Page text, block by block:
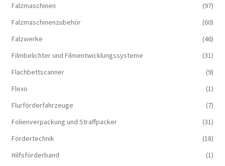
Falzmaschinen
(97)
Falzmaschinenzubehör
(60)
Falzwerke
(46)
Filmbelichter und Filmentwicklungssysteme
(31)
Flachbettscanner
(9)
Flexo
(1)
Flurförderfahrzeuge
(7)
Folienverpackung und Straffpacker
(31)
Fördertechnik
(18)
Hilfsförderband
(1)